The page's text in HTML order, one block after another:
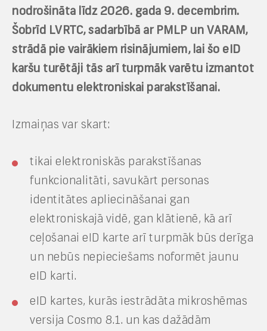
nodrošināta līdz 2026. gada 9. decembrim.
Šobrīd LVRTC, sadarbībā ar PMLP un VARAM,
strādā pie vairākiem risinājumiem, lai šo eID
karšu turētāji tās arī turpmāk varētu izmantot
dokumentu elektroniskai parakstīšanai.
Izmaiņas var skart:
tikai elektroniskās parakstīšanas
funkcionalitāti, savukārt personas
identitātes apliecināšanai gan
elektroniskajā vidē, gan klātienē, kā arī
ceļošanai eID karte arī turpmāk būs derīga
un nebūs nepieciešams noformēt jaunu
eID karti.
eID kartes, kurās iestrādāta mikroshēmas
versija Cosmo 8.1. un kas dažādām